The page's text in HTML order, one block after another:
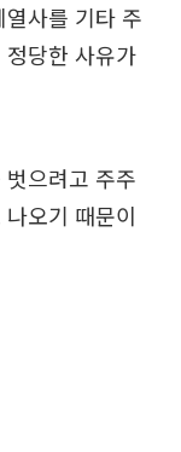
사를 기타 주
당한 사유가
으려고 주주
오기 때문이